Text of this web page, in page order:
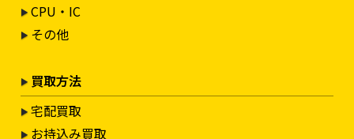
CPU・IC
その他
買取方法
宅配買取
お持込み買取